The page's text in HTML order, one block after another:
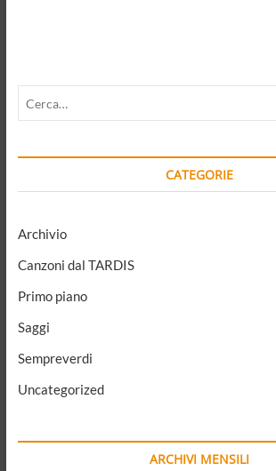
:
CATEGORIE
Archivio
Canzoni dal TARDIS
Primo piano
Saggi
Sempreverdi
Uncategorized
ARCHIVI MENSILI